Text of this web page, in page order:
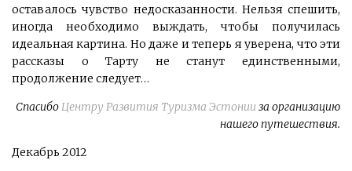
оставалось чувство недосказанности. Нельзя спешить,
иногда необходимо выждать, чтобы получилась
идеальная картина. Но даже и теперь я уверена, что эти
рассказы о Тарту не станут единственными,
продолжение следует…
СпасибоЦентру Развития Туризма Эстонии за организацию
нашего путешествия.
Декабрь 2012